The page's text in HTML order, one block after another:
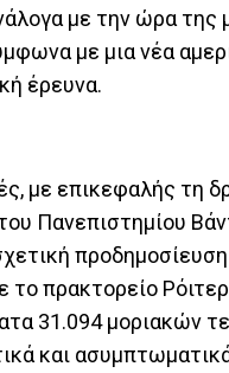
με την ώρα της
με μια νέα
έρευνα.
με επικεφαλής τη
Πανεπιστημίου
πρακτορείο
31.094 μοριακών
και